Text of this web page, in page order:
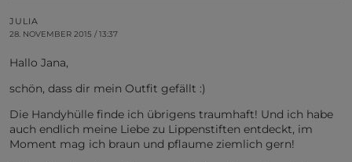
JULIA
28. NOVEMBER 2015 / 13:37
Hallo Jana,
schön, dass dir mein Outfit gefällt :)
Die Handyhülle finde ich übrigens traumhaft! Und ich habe
auch endlich meine Liebe zu Lippenstiften entdeckt, im
Moment mag ich braun und pflaume ziemlich gern!